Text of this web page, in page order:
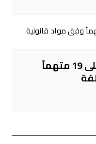
عمليات بغداد: القبض على 19 متهماً